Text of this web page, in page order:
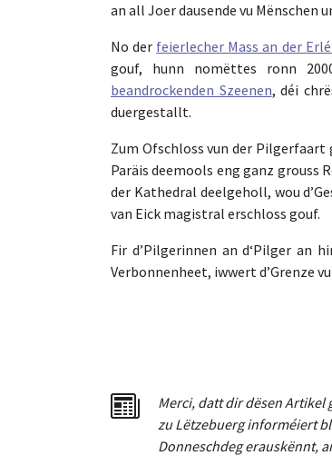
an all Joer dausende vu Mënschen
No der feierlecher Mass an der
gouf, hunn nomëttes ronn
beandrockenden Szeenen, déi
duergestallt.
Zum Ofschloss vun der
Paräis deemools eng ganz grouss
der Kathedral deelgeholl, wou
van Eick magistral erschloss gouf.
Fir d’Pilgerinnen an d‘Pilger an
Verbonnenheet, iwwert d’Grenze
Merci, dattdir dësen Artikel
zu Lëtzebuerg informéiert
Donneschdeg erauskënnt,